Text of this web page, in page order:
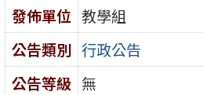
發佈單位 教學組
公告類別 行政公告
公告等級 無